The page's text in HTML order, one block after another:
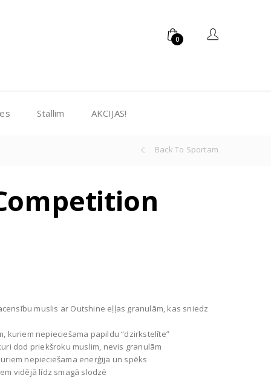
0
Stallim AKCIJAS!
Back To Sportam
muslis ar Outshine eļļas granulām, kas sniedz
kuriem nepieciešama papildu “dzirkstelīte”
dod priekšroku muslim, nevis granulām
nepieciešama enerģija un spēks
vidējā līdz smagā slodzē